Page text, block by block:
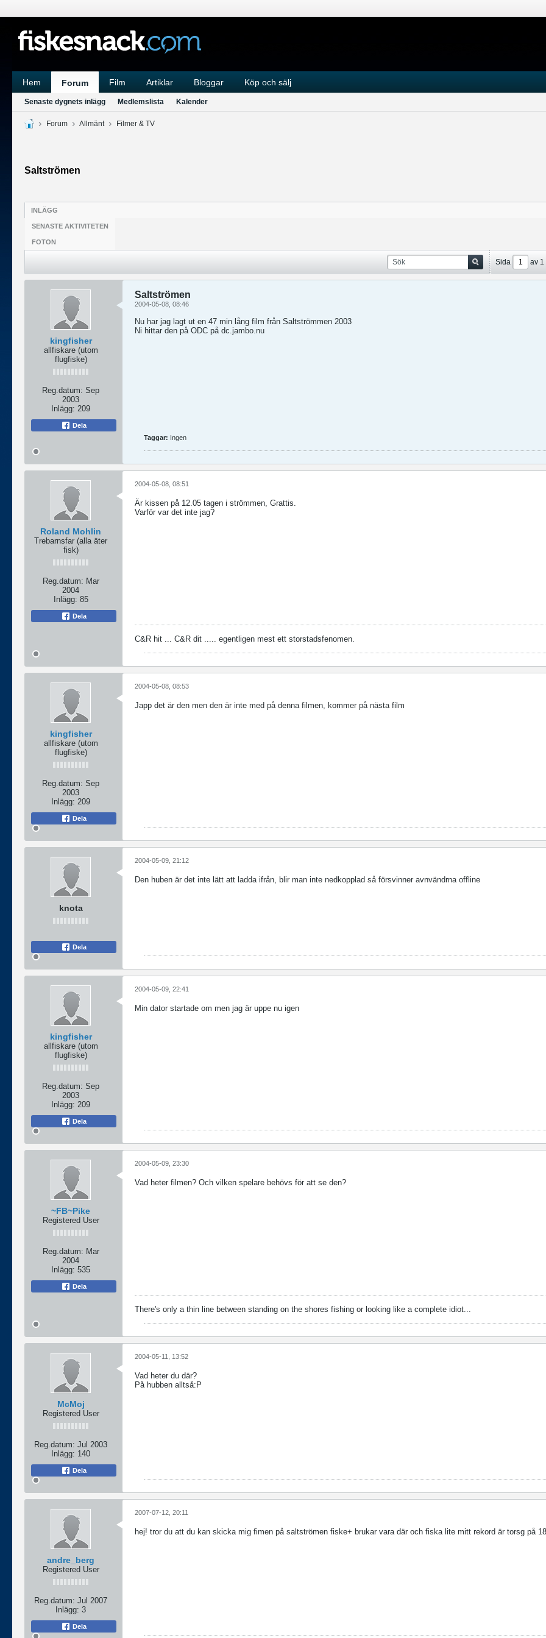
Hem Forum Film Artiklar Bloggar Köp och sälj
Senaste dygnets inlägg Medlemslista Kalender
Forum Allmänt Filmer & TV
Saltströmen
INLÄGG
SENASTE AKTIVITETEN
FOTON
Sida av 1
kingfisher
allfiskare (utom
flugfiske)
Reg.datum: Sep
2003
Inlägg: 209
Dela
Saltströmen
2004-05-08, 08:46
Nu har jag lagt ut en 47 min lång film från Saltströmmen 2003
Ni hittar den på ODC på dc.jambo.nu
Taggar: Ingen
Roland Mohlin
Trebarnsfar (alla äter
fisk)
Reg.datum: Mar
2004
Inlägg: 85
Dela
2004-05-08, 08:51
Är kissen på 12.05 tagen i strömmen, Grattis.
Varför var det inte jag?
C&R hit ... C&R dit ..... egentligen mest ett storstadsfenomen.
kingfisher
allfiskare (utom
flugfiske)
Reg.datum: Sep
2003
Inlägg: 209
Dela
2004-05-08, 08:53
Japp det är den men den är inte med på denna filmen, kommer på nästa film
knota
Dela
2004-05-09, 21:12
Den huben är det inte lätt att ladda ifrån, blir man inte nedkopplad så försvinner avnvändrna offline
kingfisher
allfiskare (utom
flugfiske)
Reg.datum: Sep
2003
Inlägg: 209
Dela
2004-05-09, 22:41
Min dator startade om men jag är uppe nu igen
~FB~Pike
Registered User
Reg.datum: Mar
2004
Inlägg: 535
Dela
2004-05-09, 23:30
Vad heter filmen? Och vilken spelare behövs för att se den?
There's only a thin line between standing on the shores fishing or looking like a complete idiot...
McMoj
Registered User
Reg.datum: Jul 2003
Inlägg: 140
Dela
2004-05-11, 13:52
Vad heter du där?
På hubben alltså:P
andre_berg
Registered User
Reg.datum: Jul 2007
Inlägg: 3
Dela
2007-07-12, 20:11
hej! tror du att du kan skicka mig fimen på saltströmen fiske+ brukar vara där och fiska lite mitt rekord är torsg på